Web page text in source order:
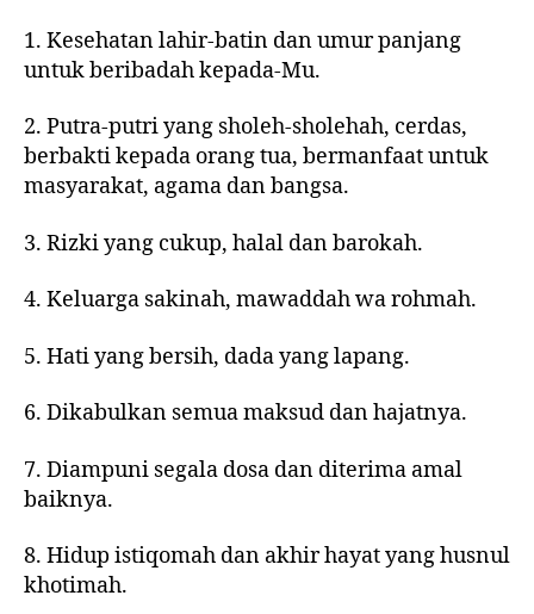
1. Kesehatan lahir-batin dan umur panjang
untuk beribadah kepada-Mu.
2. Putra-putri yang sholeh-sholehah, cerdas,
berbakti kepada orang tua, bermanfaat untuk
masyarakat, agama dan bangsa.
3. Rizki yang cukup, halal dan barokah.
4. Keluarga sakinah, mawaddah wa rohmah.
5. Hati yang bersih, dada yang lapang.
6. Dikabulkan semua maksud dan hajatnya.
7. Diampuni segala dosa dan diterima amal
baiknya.
8. Hidup istiqomah dan akhir hayat yang husnul
khotimah.